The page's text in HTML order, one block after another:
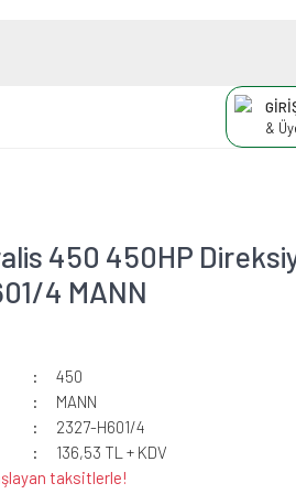
&
450 450HP
4 MANN
450
MANN
2327-H601/4
136,53 TL + KDV
taksitlerle!